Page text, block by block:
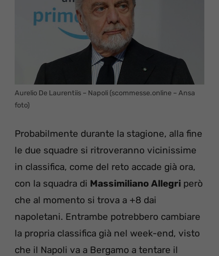
Aurelio De Laurentiis – Napoli (scommesse.online – Ansa
foto)
Probabilmente durante la stagione, alla fine
le due squadre si ritroveranno vicinissime
in classifica, come del reto accade già ora,
con la squadra di Massimiliano Allegri però
che al momento si trova a +8 dai
napoletani. Entrambe potrebbero cambiare
la propria classifica già nel week-end, visto
che il Napoli va a Bergamo a tentare il